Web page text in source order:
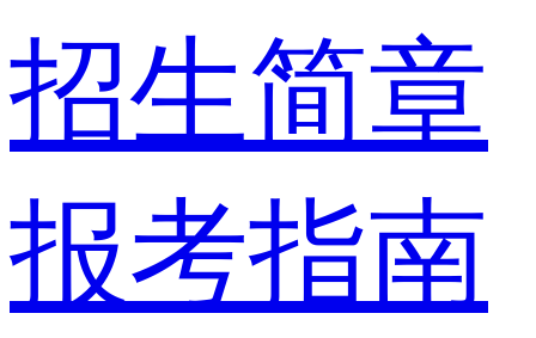
招生简章
报考指南